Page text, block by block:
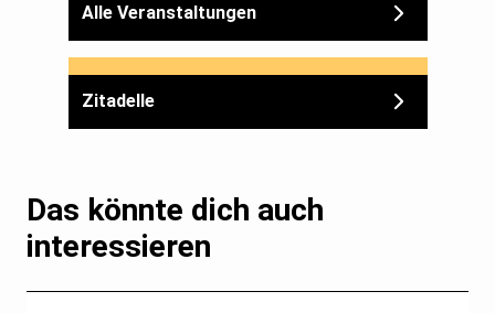
Das könnte dich auch
interessieren
Alle Veranstaltungen
Zitadelle